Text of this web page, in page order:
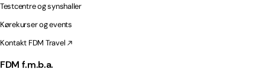
Testcentre og synshaller
Kørekurser og events
Kontakt FDM Travel
FDM f.m.b.a.